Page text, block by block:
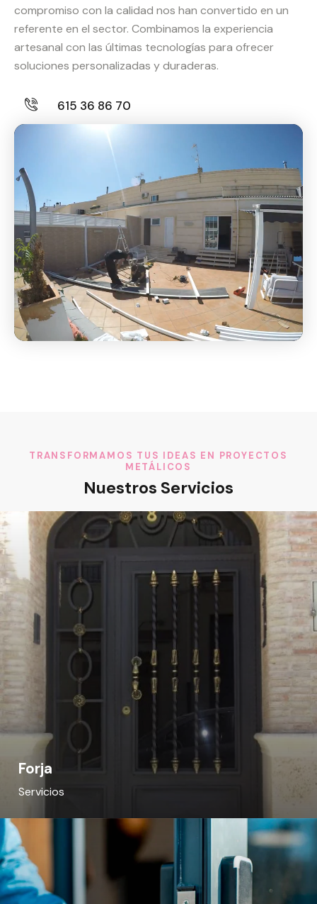
compromiso con la calidad nos han convertido en un
referente en el sector. Combinamos la experiencia
artesanal con las últimas tecnologías para ofrecer
soluciones personalizadas y duraderas.
615 36 86 70
TRANSFORMAMOS TUS IDEAS EN PROYECTOS
METÁLICOS
Nuestros Servicios
Forja
Servicios